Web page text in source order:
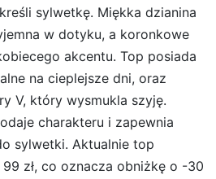
sylwetkę. Miękka dzianina
w dotyku, a koronkowe
akcentu. Top posiada
na cieplejsze dni, oraz
V, który wysmukla szyję.
charakteru i zapewnia
sylwetki. Aktualnie top
zł, co oznacza obniżkę o -30